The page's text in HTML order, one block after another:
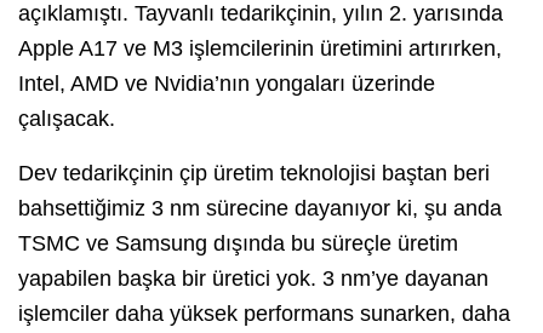
açıklamıştı. Tayvanlı tedarikçinin, yılın 2. yarısında
Apple A17 ve M3 işlemcilerinin üretimini artırırken,
Intel, AMD ve Nvidia’nın yongaları üzerinde
çalışacak.
Dev tedarikçinin çip üretim teknolojisi baştan beri
bahsettiğimiz 3 nm sürecine dayanıyor ki, şu anda
TSMC ve Samsung dışında bu süreçle üretim
yapabilen başka bir üretici yok. 3 nm’ye dayanan
işlemciler daha yüksek performans sunarken, daha